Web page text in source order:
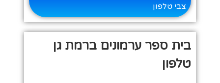
צבי טלפון
בית ספר ערמונים ברמת גן
טלפון